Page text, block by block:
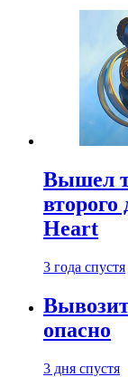
Вышел
Heart
3 года спустя
опасно
3 дня спустя